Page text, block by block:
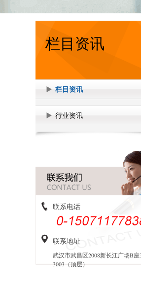
栏目资讯
栏目资讯
行业资讯
联系电话
联系地址
武汉市武昌区2008新长江广场B座
3003（顶层）